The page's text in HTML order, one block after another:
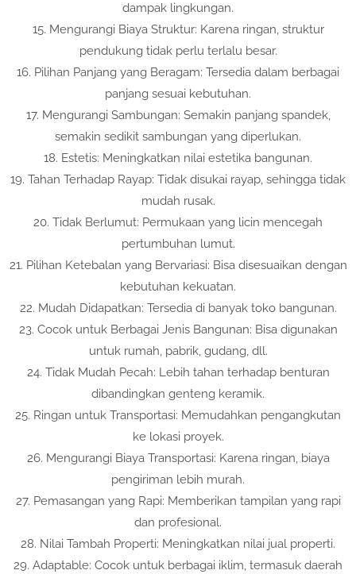
dampak lingkungan.
15. Mengurangi Biaya Struktur: Karena ringan, struktur
pendukung tidak perlu terlalu besar.
16. Pilihan Panjang yang Beragam: Tersedia dalam berbagai
panjang sesuai kebutuhan.
17. Mengurangi Sambungan: Semakin panjang spandek,
semakin sedikit sambungan yang diperlukan.
18. Estetis: Meningkatkan nilai estetika bangunan.
19. Tahan Terhadap Rayap: Tidak disukai rayap, sehingga tidak
mudah rusak.
20. Tidak Berlumut: Permukaan yang licin mencegah
pertumbuhan lumut.
21. Pilihan Ketebalan yang Bervariasi: Bisa disesuaikan dengan
kebutuhan kekuatan.
22. Mudah Didapatkan: Tersedia di banyak toko bangunan.
23. Cocok untuk Berbagai Jenis Bangunan: Bisa digunakan
untuk rumah, pabrik, gudang, dll.
24. Tidak Mudah Pecah: Lebih tahan terhadap benturan
dibandingkan genteng keramik.
25. Ringan untuk Transportasi: Memudahkan pengangkutan
ke lokasi proyek.
26. Mengurangi Biaya Transportasi: Karena ringan, biaya
pengiriman lebih murah.
27. Pemasangan yang Rapi: Memberikan tampilan yang rapi
dan profesional.
28. Nilai Tambah Properti: Meningkatkan nilai jual properti.
29. Adaptable: Cocok untuk berbagai iklim, termasuk daerah